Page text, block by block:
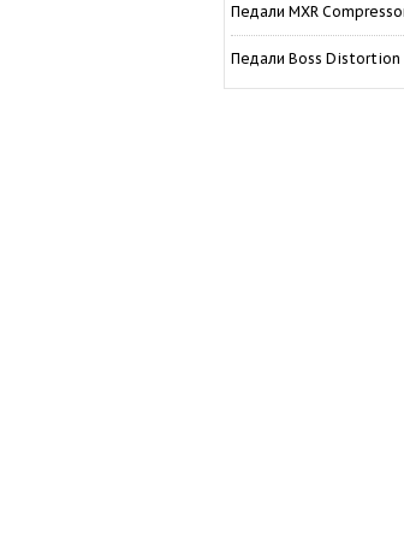
Педали MXR
Педали Boss Distortion